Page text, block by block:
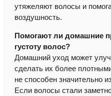
утяжеляют волосы и
воздушность.
Помогают ли домашние
густоту волос?
Домашний уход может
сделать их более
не способен значительно
Если волосы стали